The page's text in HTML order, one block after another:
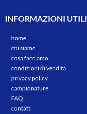
INFORMAZIONI UTILI
home
chi siamo
cosa facciamo
condizioni di vendita
privacy policy
campionature
FAQ
contatti